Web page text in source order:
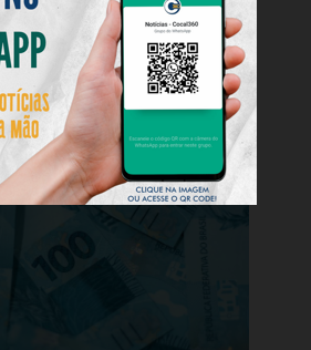
por covid-19 entre pilotos e